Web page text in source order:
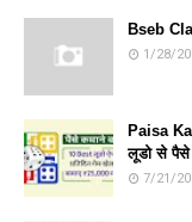
Bseb
1/28/
Paisa
लूडो से पैसे
7/21/